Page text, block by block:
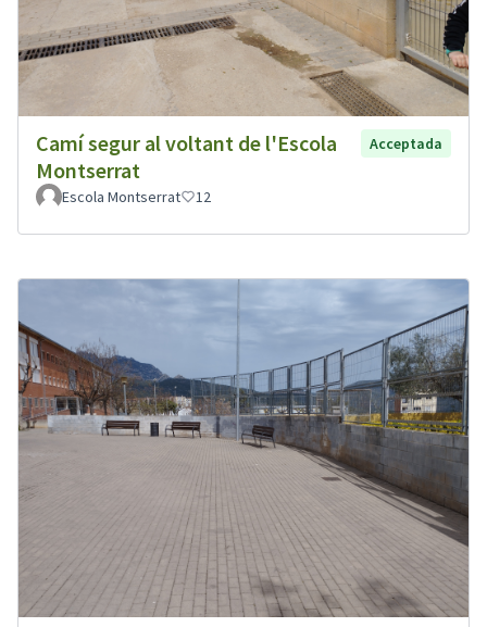
Camí segur al voltant de l'Escola
Montserrat
Acceptada
Escola Montserrat 12